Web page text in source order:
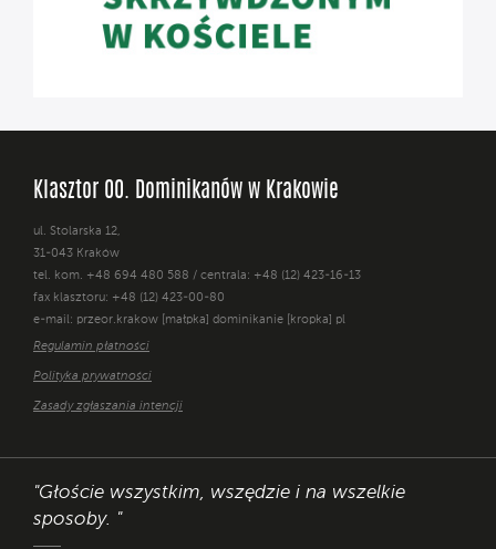
Klasztor OO. Dominikanów w Krakowie
ul. Stolarska 12,
31-043 Kraków
tel. kom. +48 694 480 588 / centrala: +48 (12) 423-16-13
fax klasztoru: +48 (12) 423-00-80
e-mail: przeor.krakow [małpka] dominikanie [kropka] pl
Regulamin płatności
Polityka prywatności
Zasady zgłaszania intencji
"Głoście wszystkim, wszędzie i na wszelkie
sposoby. "